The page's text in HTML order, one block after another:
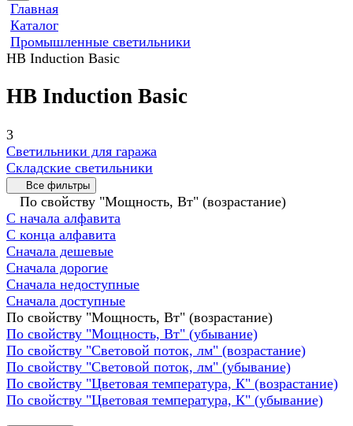
Главная
Каталог
Промышленные светильники
HB Induction Basic
HB Induction Basic
3
Светильники для гаража
Складские светильники
Все фильтры
По свойству "Мощность, Вт" (возрастание)
С начала алфавита
С конца алфавита
Сначала дешевые
Сначала дорогие
Сначала недоступные
Сначала доступные
По свойству "Мощность, Вт" (возрастание)
По свойству "Мощность, Вт" (убывание)
По свойству "Световой поток, лм" (возрастание)
По свойству "Световой поток, лм" (убывание)
По свойству "Цветовая температура, К" (возрастание)
По свойству "Цветовая температура, К" (убывание)